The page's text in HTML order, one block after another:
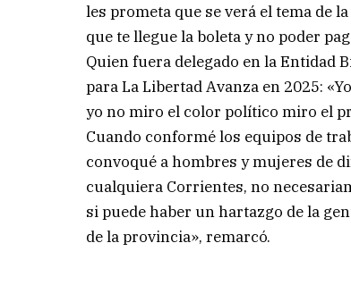
les prometa que se verá el tema de
que te llegue la boleta y no poder
Quien fuera delegado en la Entidad
para La Libertad Avanza en 2025:
yo no miro el color político miro el
Cuando conformé los equipos de
convoqué a hombres y mujeres de
cualquiera Corrientes, no
si puede haber un hartazgo de la
de la provincia», remarcó.